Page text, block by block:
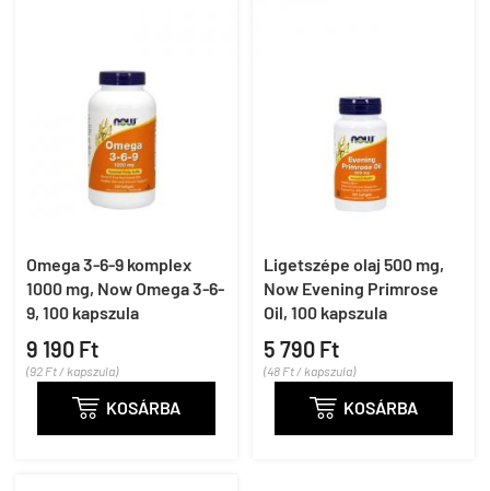
Omega 3-6-9 komplex
1000 mg, Now Omega 3-6-
9, 100 kapszula
9 190 Ft
(92 Ft / kapszula)
 KOSÁRBA
Ligetszépe olaj 500 mg,
Now Evening Primrose
Oil, 100 kapszula
5 790 Ft
(48 Ft / kapszula)
 KOSÁRBA